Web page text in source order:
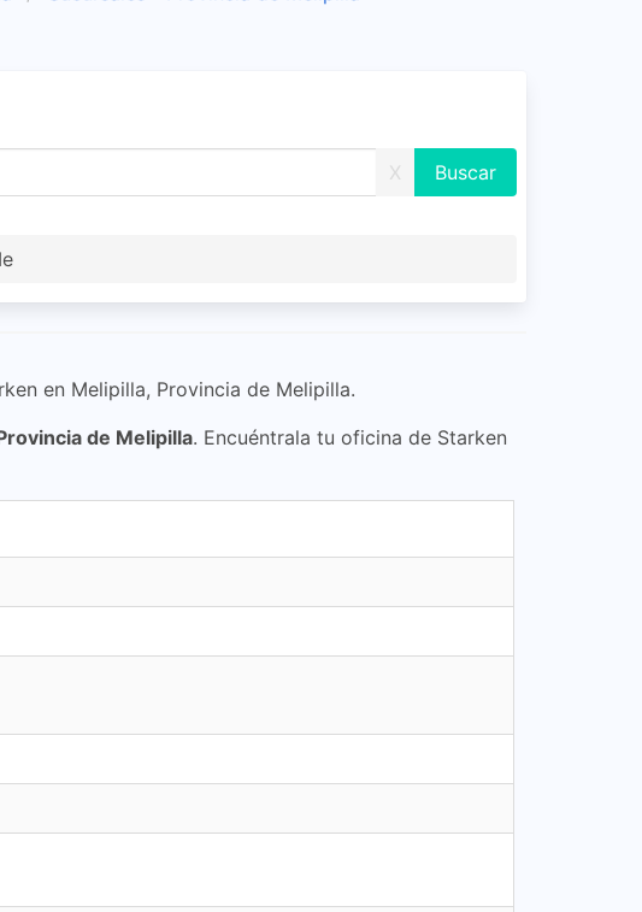
X
en Melipilla, Provincia de Melipilla.
de Melipilla. Encuéntrala tu oficina de Starken